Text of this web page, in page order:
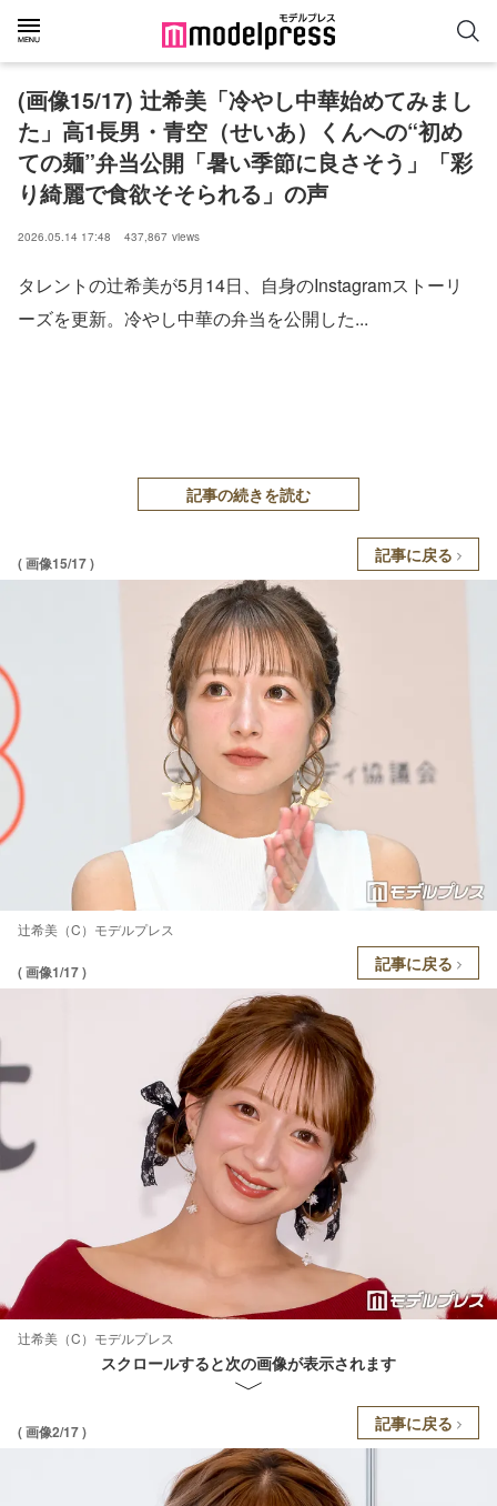
(画像15/17) 辻希美「冷やし中華始めてみまし
た」高1長男・青空（せいあ）くんへの“初め
ての麺”弁当公開「暑い季節に良さそう」「彩
り綺麗で食欲そそられる」の声
2026.05.14 17:48 437,867 views
タレントの辻希美が5月14日、自身のInstagramストーリ
ーズを更新。冷やし中華の弁当を公開した...
記事の続きを読む
( 画像15/17 ) 記事に戻る
辻希美（C）モデルプレス
( 画像1/17 ) 記事に戻る
辻希美（C）モデルプレス
スクロールすると次の画像が表示されます
( 画像2/17 ) 記事に戻る